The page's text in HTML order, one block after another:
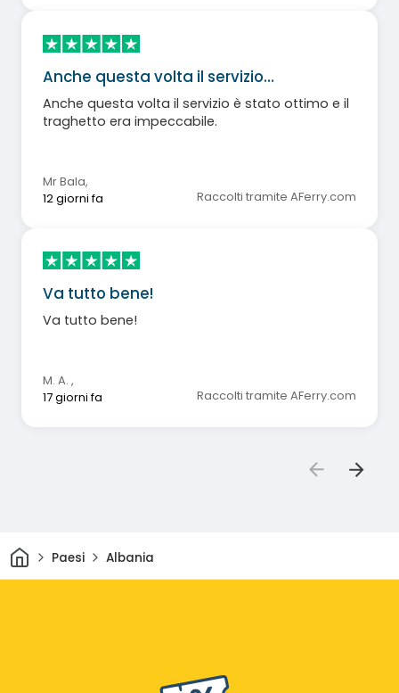
Anche questa volta il servizio…
Anche questa volta il servizio è stato ottimo e il
traghetto era impeccabile.
Mr Bala,
12 giorni fa
Raccolti tramite AFerry.com
Va tutto bene!
Va tutto bene!
M. A. ,
17 giorni fa
Raccolti tramite AFerry.com
CasaPaesi Albania